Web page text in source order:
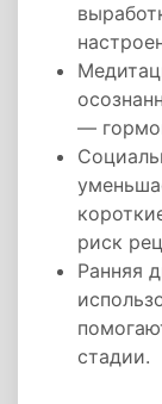
—
риск
Ранняя
стадии.